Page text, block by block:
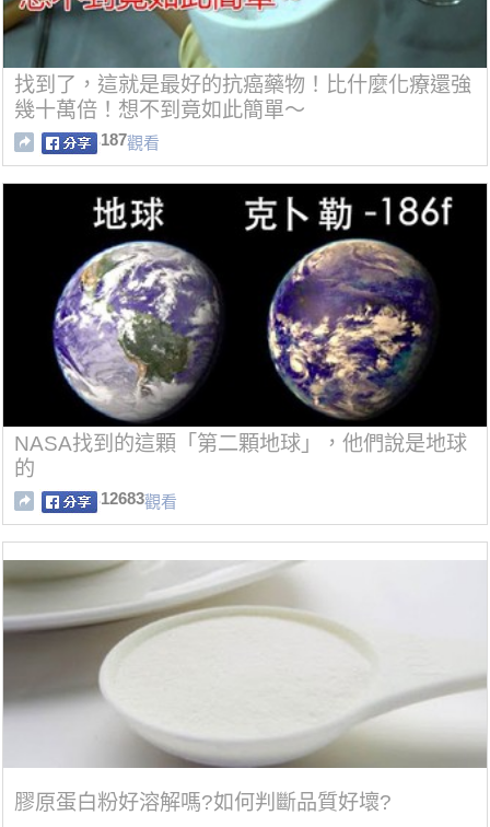
找到了，這就是最好的抗癌藥物！比什麼化療還強
幾十萬倍！想不到竟如此簡單～
187觀看
NASA找到的這顆「第二顆地球」，他們說是地球
的
12683觀看
膠原蛋白粉好溶解嗎?如何判斷品質好壞?